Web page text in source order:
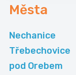
Města
Nechanice
Třebechovice
pod Orebem